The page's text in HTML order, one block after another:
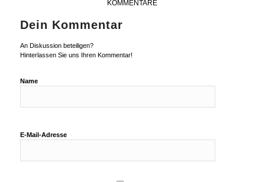
KOMMENTARE
Dein Kommentar
An Diskussion beteiligen?
Hinterlassen Sie uns Ihren Kommentar!
Name
E-Mail-Adresse